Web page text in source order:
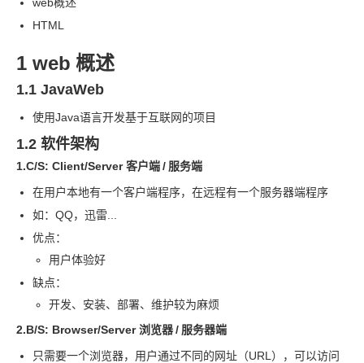
HTML
1 web 概述
1.1 JavaWeb
使用Java语言开发基于互联网的项目
1.2 软件架构
1.C/S: Client/Server 客户端/ 服务端
在用户本地有一个客户端程序，在远程有一个服务器端程序
如：QQ，迅雷
优点：
用户体验好
缺点：
开发、安装、部署、维护较为麻烦
2.B/S: Browser/Server 浏览器/ 服务器端
只需要一个浏览器，用户通过不同的网址（URL），可以访问